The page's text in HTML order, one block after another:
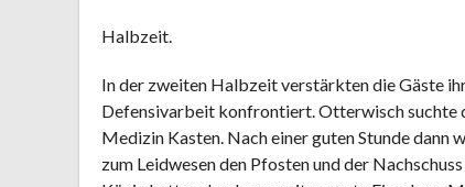
Halbzeit.
In der zweiten Halbzeit verstärkten die Gäste
Defensivarbeit konfrontiert. Otterwisch suchte
Medizin Kasten. Nach einer guten Stunde dann
zum Leidwesen den Pfosten und der